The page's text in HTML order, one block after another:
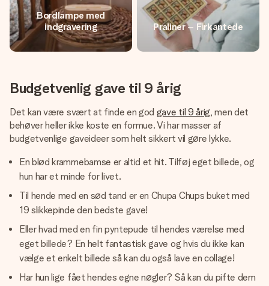
Bordlampe med
indgravering
Praliner – Firkantede
Budgetvenlig gave til 9 årig
Det kan være svært at finde en god gave til 9 årig, men det
behøver heller ikke koste en formue. Vi har masser af
budgetvenlige gaveideer som helt sikkert vil gøre lykke.
En blød krammebamse er altid et hit. Tilføj eget billede, og
hun har et minde for livet.
Til hende med en sød tand er en Chupa Chups buket med
19 slikkepinde den bedste gave!
Eller hvad med en fin pyntepude til hendes værelse med
eget billede? En helt fantastisk gave og hvis du ikke kan
vælge et enkelt billede så kan du også lave en collage!
Har hun lige fået hendes egne nøgler? Så kan du pifte dem